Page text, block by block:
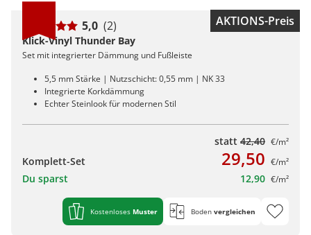
AKTIONS-Preis
5,0 (2)
Klick-Vinyl Thunder Bay
Set mit integrierter Dämmung und Fußleiste
5,5 mm Stärke | Nutzschicht: 0,55 mm | NK 33
Integrierte Korkdämmung
Echter Steinlook für modernen Stil
statt 42,40 €/m²
Komplett-Set 29,50 €/m²
Du sparst 12,90 €/m²
Kostenloses Muster Boden vergleichen